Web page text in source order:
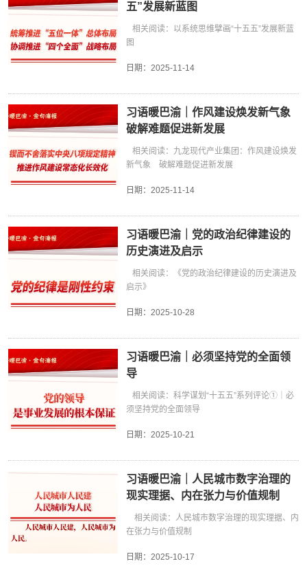
五”发展新蓝图
相关阅读：以系统思维擘画“十五五”发展新蓝
图
日期： 2025-11-14
习语暖巴渝｜作风建设焕发新气象
破解难题促进新发展
相关阅读：九龙现代产业集团：作风建设焕发
新气象 破解难题促进新发展
日期： 2025-11-14
习语暖巴渝｜党的政治纪律建设的
历史演进及启示
相关阅读：《党的政治纪律建设的历史演进及
启示》
日期： 2025-10-28
习语暖巴渝｜必须坚持党的全面领
导
相关阅读：科学谋划“十五五”系列评论①｜必
须坚持党的全面领导
日期： 2025-10-21
习语暖巴渝｜人民城市数字治理的
现实理据、内在张力与价值规制
相关阅读：人民城市数字治理的现实理据、内
在张力与价值规制
日期： 2025-10-17